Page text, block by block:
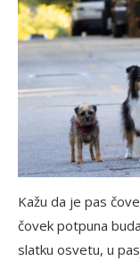
Kažu da je pas
čovek potpuna
slatku osvetu, u